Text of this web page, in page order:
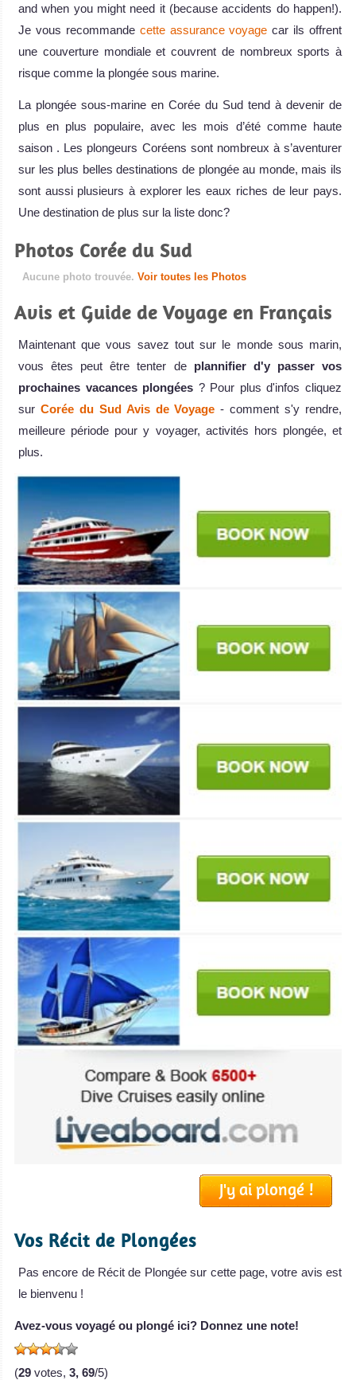
and when you might need it (because accidents do happen!).
Je vous recommande cette assurance voyage car ils offrent
une couverture mondiale et couvrent de nombreux sports à
risque comme la plongée sous marine.
La plongée sous-marine en Corée du Sud tend à devenir de
plus en plus populaire, avec les mois d’été comme haute
saison . Les plongeurs Coréens sont nombreux à s’aventurer
sur les plus belles destinations de plongée au monde, mais ils
sont aussi plusieurs à explorer les eaux riches de leur pays.
Une destination de plus sur la liste donc?
Photos Corée du Sud
Aucune photo trouvée. Voir toutes les Photos
Avis et Guide de Voyage en Français
Maintenant que vous savez tout sur le monde sous marin,
vous êtes peut être tenter de plannifier d'y passer vos
prochaines vacances plongées ? Pour plus d'infos cliquez
sur Corée du Sud Avis de Voyage - comment s'y rendre,
meilleure période pour y voyager, activités hors plongée, et
plus.
J'y ai plongé !
Vos Récit de Plongées
Pas encore de Récit de Plongée sur cette page, votre avis est
le bienvenu !
Avez-vous voyagé ou plongé ici? Donnez une note!
(29 votes, 3, 69/5)